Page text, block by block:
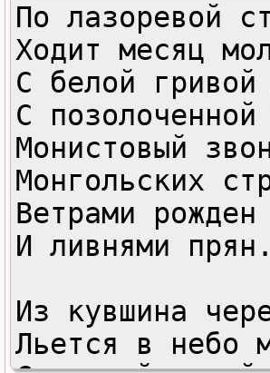
По лазоревой
Ходит месяц
С белой
С
Монистовый
Монгольских
Ветрами рожден
И ливнями прян.
Из кувшина
Льется в небо